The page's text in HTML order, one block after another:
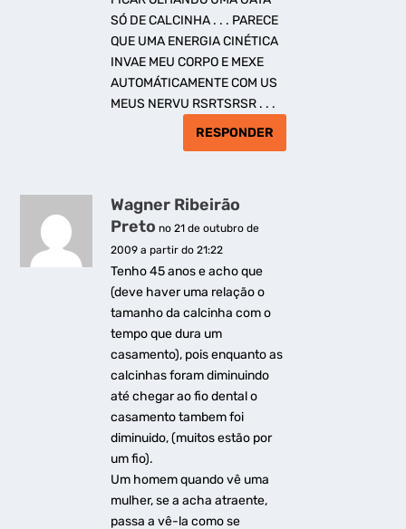
SÓ DE CALCINHA . . . PARECE
QUE UMA ENERGIA CINÉTICA
INVAE MEU CORPO E MEXE
AUTOMÁTICAMENTE COM US
MEUS NERVU RSRTSRSR . . .
RESPONDER
Wagner Ribeirão
Preto no 21 de outubro de
2009 a partir do 21:22
Tenho 45 anos e acho que
(deve haver uma relação o
tamanho da calcinha com o
tempo que dura um
casamento), pois enquanto as
calcinhas foram diminuindo
até chegar ao fio dental o
casamento tambem foi
diminuido, (muitos estão por
um fio).
Um homem quando vê uma
mulher, se a acha atraente,
passa a vê-la como se